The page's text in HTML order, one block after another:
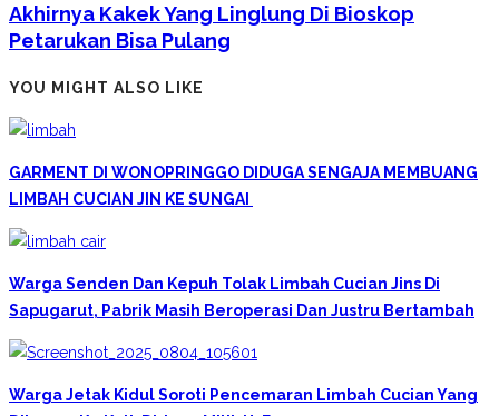
Akhirnya Kakek Yang Linglung Di Bioskop
Petarukan Bisa Pulang
YOU MIGHT ALSO LIKE
GARMENT DI WONOPRINGGO DIDUGA SENGAJA MEMBUANG
LIMBAH CUCIAN JIN KE SUNGAI ‎
Warga Senden Dan Kepuh Tolak Limbah Cucian Jins Di
Sapugarut, Pabrik Masih Beroperasi Dan Justru Bertambah
Warga Jetak Kidul Soroti Pencemaran Limbah Cucian Yang